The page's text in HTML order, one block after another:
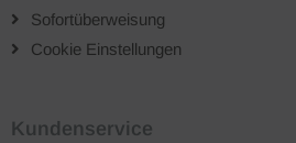
Sofortüberweisung
Cookie Einstellungen
Kundenservice